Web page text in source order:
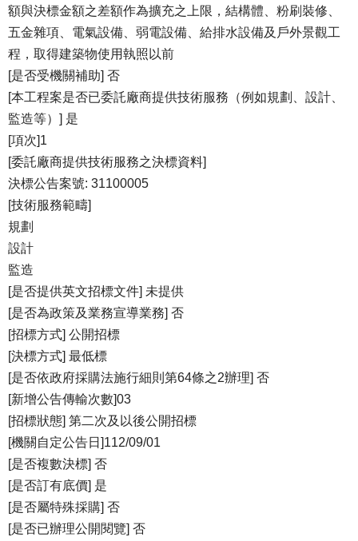
額與決標金額之差額作為擴充之上限，結構體、粉刷裝修、
五金雜項、電氣設備、弱電設備、給排水設備及戶外景觀工
程，取得建築物使用執照以前
[是否受機關補助] 否
[本工程案是否已委託廠商提供技術服務（例如規劃、設計、
監造等）] 是
[項次]1
[委託廠商提供技術服務之決標資料]
決標公告案號: 31100005
[技術服務範疇]
規劃
設計
監造
[是否提供英文招標文件] 未提供
[是否為政策及業務宣導業務] 否
[招標方式] 公開招標
[決標方式] 最低標
[是否依政府採購法施行細則第64條之2辦理] 否
[新增公告傳輸次數]03
[招標狀態] 第二次及以後公開招標
[機關自定公告日]112/09/01
[是否複數決標] 否
[是否訂有底價] 是
[是否屬特殊採購] 否
[是否已辦理公開閱覽] 否